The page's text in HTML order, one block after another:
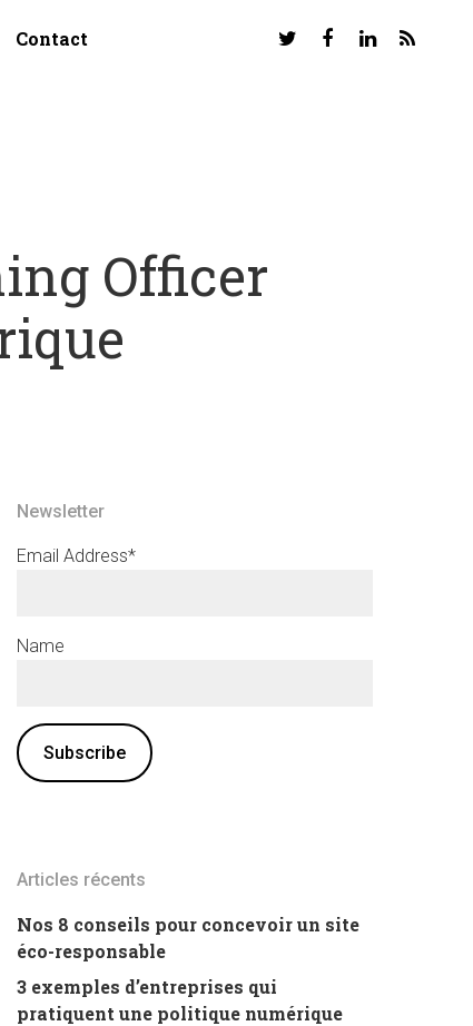
Contact
Officer
Newsletter
Email Address*
Name
Articles récents
Nos 8 conseils pour concevoir un site
éco-responsable
3 exemples d’entreprises qui
pratiquent une politique numérique